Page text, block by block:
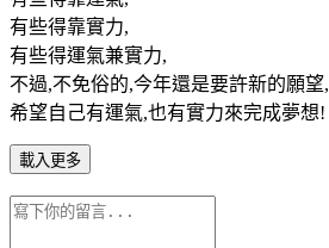
有些得靠實力,
有些得運氣兼實力,
不過,不免俗的,今年還是要許新的願望,
希望自己有運氣,也有實力來完成夢想!
載入更多